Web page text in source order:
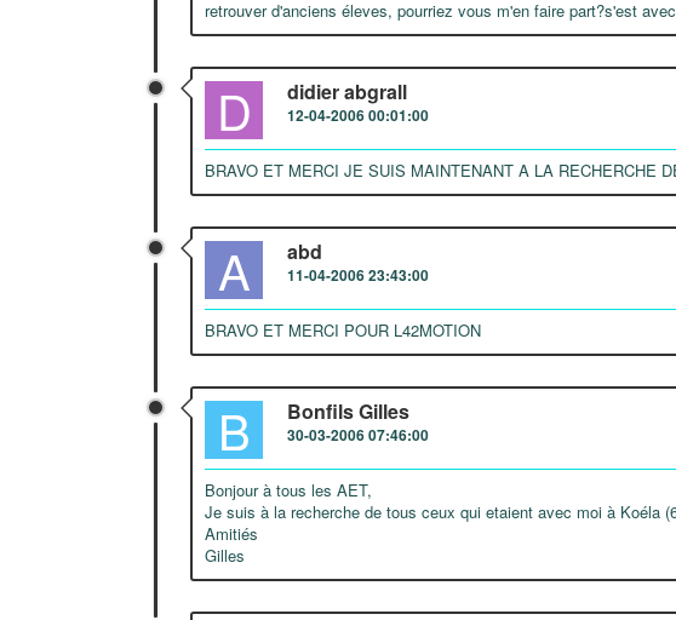
retrouver d'anciens éleves, pourriez vous m'en faire part?s'est
D didier abgrall
12-04-2006 00:01:00
BRAVO ET MERCI JE SUIS MAINTENANT A LA RECHERCHE
A abd
11-04-2006 23:43:00
BRAVO ET MERCI POUR L42MOTION
B Bonfils Gilles
30-03-2006 07:46:00
Bonjour à tous les AET,
Je suis à la recherche de tous ceux qui etaient avec moi à Koéla
Amitiés
Gilles